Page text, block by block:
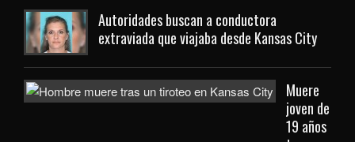
Autoridades buscan a conductora
extraviada que viajaba desde Kansas City
Muere
joven de
19 años